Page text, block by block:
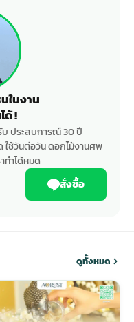
ในงาน
ด้ !
บ ประสบการณ์ 30 ปี
ช้วันต่อวัน ดอกไม้งานศพ
ทำได้หมด
สั่งซื้อ
ดูทั้งหมด